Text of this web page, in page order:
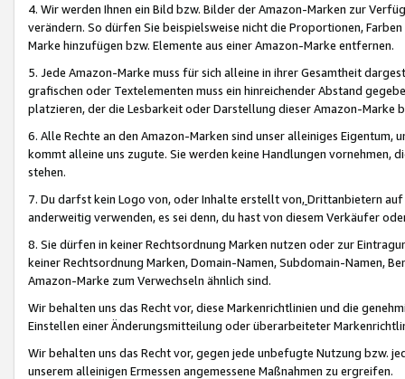
4. Wir werden Ihnen ein Bild bzw. Bilder der Amazon-Marken zur
verändern. So dürfen Sie beispielsweise nicht die Proportionen,
Marke hinzufügen bzw. Elemente aus einer Amazon-Marke entfernen.
5. Jede Amazon-Marke muss für sich alleine in ihrer Gesamtheit
grafischen oder Textelementen muss ein hinreichender Abstand
platzieren, der die Lesbarkeit oder Darstellung dieser Amazon-Marke
6. Alle Rechte an den Amazon-Marken sind unser alleiniges
kommt alleine uns zugute. Sie werden keine Handlungen vornehmen,
stehen.
7. Du darfst kein Logo von, oder Inhalte erstellt von,Drittanbietern auf
anderweitig verwenden, es sei denn, du hast von diesem Verkäufer
8. Sie dürfen in keiner Rechtsordnung Marken nutzen oder zur
keiner Rechtsordnung Marken, Domain-Namen, Subdomain-Namen,
Amazon-Marke zum Verwechseln ähnlich sind.
Wir behalten uns das Recht vor, diese Markenrichtlinien und die
Einstellen einer Änderungsmitteilung oder überarbeiteter
Wir behalten uns das Recht vor, gegen jede unbefugte Nutzung bzw.
unserem alleinigen Ermessen angemessene Maßnahmen zu ergreifen.